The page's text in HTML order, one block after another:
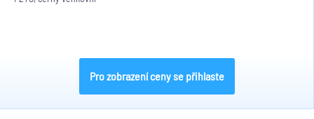
Pro zobrazení ceny se přihlaste